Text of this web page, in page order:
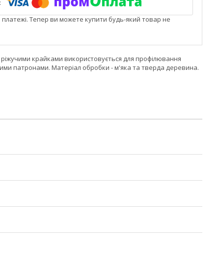
платежі. Тепер ви можете купити будь-який товар не
крайками використовується для профілювання
патронами. Матеріал обробки - м'яка та тверда деревина.